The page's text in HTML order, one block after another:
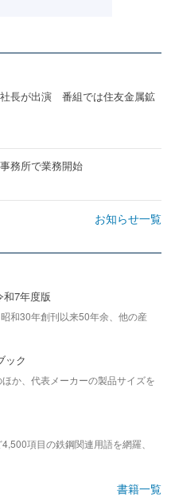
長が出演 番組では住友金属鉱
務所で業務開始
お知らせ一覧
和7年度版
和30年創刊以来50年余、他の産
ック
か、代表メーカーの製品サイズを
項目の鉄鋼関連用語を網羅、
書籍一覧